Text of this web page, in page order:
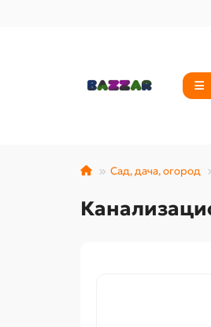
Сад, дача, огород